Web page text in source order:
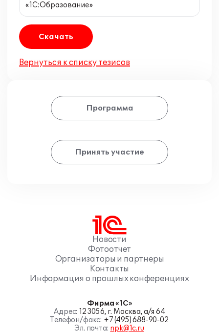
«1С:Образование»
Скачать
Вернуться к списку тезисов
Программа
Принять участие
Новости
Фотоотчет
Организаторы и партнеры
Контакты
Информация о прошлых конференциях
Фирма «1С»
Адрес: 123056, г. Москва, а/я 64
Телефон/факс: +7 (495) 688-90-02
Эл. почта: npk@1c.ru